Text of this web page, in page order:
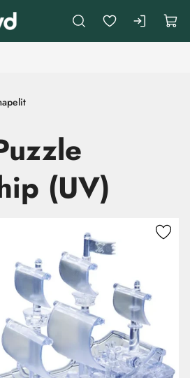
(UV)